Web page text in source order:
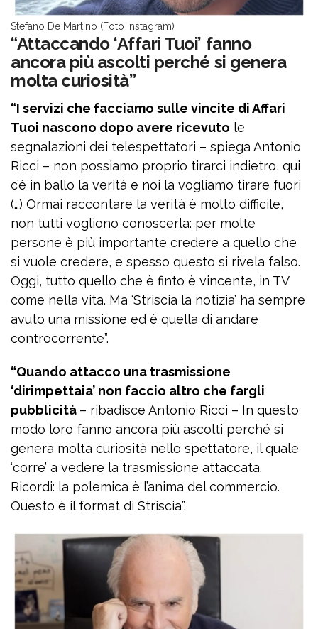
Stefano De Martino (Foto Instagram)
“Attaccando ‘Affari Tuoi’ fanno
ancora più ascolti perché si genera
molta curiosità”
“I servizi che facciamo sulle vincite di Affari
Tuoi nascono dopo avere ricevuto le
segnalazioni dei telespettatori – spiega Antonio
Ricci – non possiamo proprio tirarci indietro, qui
c’è in ballo la verità e noi la vogliamo tirare fuori
(…) Ormai raccontare la verità è molto difficile,
non tutti vogliono conoscerla: per molte
persone è più importante credere a quello che
si vuole credere, e spesso questo si rivela falso.
Oggi, tutto quello che è finto è vincente, in TV
come nella vita. Ma ‘Striscia la notizia’ ha sempre
avuto una missione ed è quella di andare
controcorrente”.
“Quando attacco una trasmissione
‘dirimpettaia’ non faccio altro che fargli
pubblicità – ribadisce Antonio Ricci – In questo
modo loro fanno ancora più ascolti perché si
genera molta curiosità nello spettatore, il quale
‘corre’ a vedere la trasmissione attaccata.
Ricordi: la polemica è l’anima del commercio.
Questo è il format di Striscia”.